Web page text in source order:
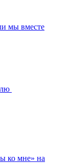
мы вместе
ко мне» на